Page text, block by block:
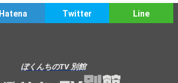
Hatena Twitter Line
ぼくんちのTV 別館